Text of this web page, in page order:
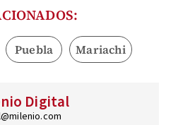
Puebla Mariachi
Digital